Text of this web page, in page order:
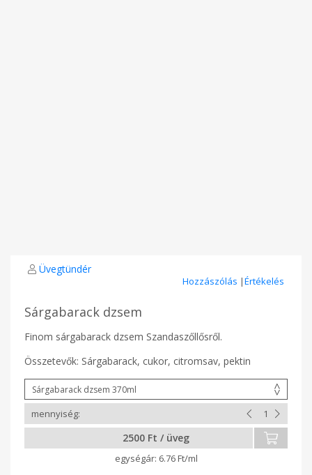
Üvegtündér
Hozzászólás |Értékelés
Sárgabarack dzsem
Finom sárgabarack dzsem Szandaszőllősről.
Összetevők: Sárgabarack, cukor, citromsav, pektin
2500 Ft / üveg
6.76 Ft/ml